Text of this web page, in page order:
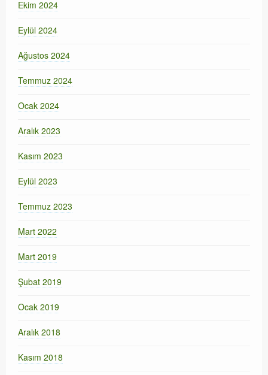
Ekim 2024
Eylül 2024
Ağustos 2024
Temmuz 2024
Ocak 2024
Aralık 2023
Kasım 2023
Eylül 2023
Temmuz 2023
Mart 2022
Mart 2019
Şubat 2019
Ocak 2019
Aralık 2018
Kasım 2018